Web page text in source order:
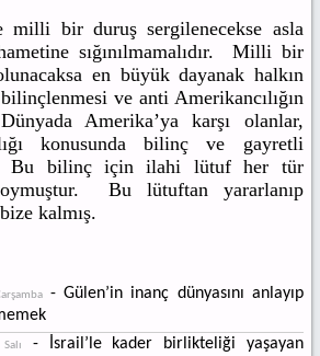
milli bir duruş sergilenecekse asla
sığınılmamalıdır. Milli bir
en büyük dayanak halkın
ve anti Amerikancılığın
Amerika’ya karşı olanlar,
konusunda bilinç ve gayretli
Bu bilinç için ilahi lütuf her tür
Bu lütuftan yararlanıp
kalmış.
- Gülen’in inanç dünyasını anlayıp
- İsrail’le kader birlikteliği yaşayan